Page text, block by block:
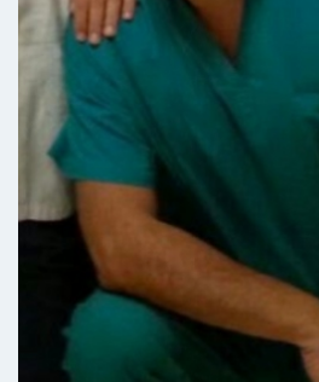
Molto sicuro e
pazienti e conquistare i più
affabilità. Mostra molta
bambini. Dà spiegazioni
pazientemente.